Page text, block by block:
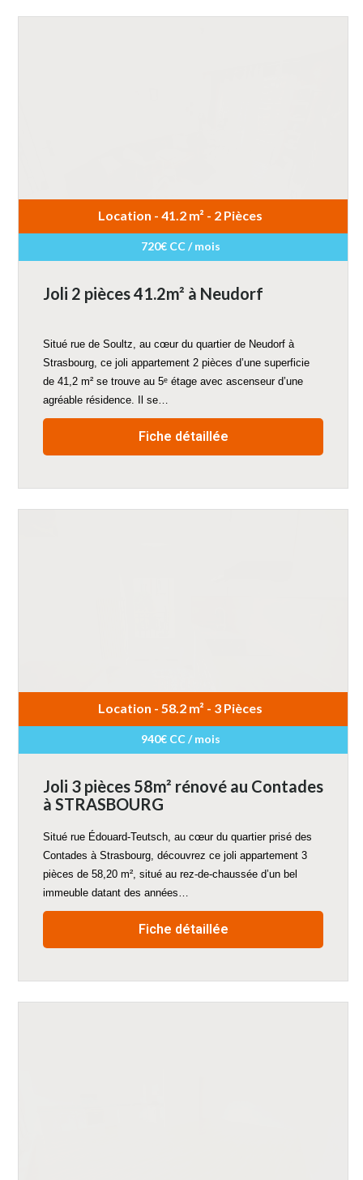
Location - 41.2 m² - 2 Pièces
720€ CC / mois
Joli 2 pièces 41.2m² à Neudorf
Situé rue de Soultz, au cœur du quartier de Neudorf à
Strasbourg, ce joli appartement 2 pièces d’une superficie
de 41,2 m² se trouve au 5ᵉ étage avec ascenseur d’une
agréable résidence. Il se…
Fiche détaillée
Location - 58.2 m² - 3 Pièces
940€ CC / mois
Joli 3 pièces 58m² rénové au Contades
à STRASBOURG
Situé rue Édouard-Teutsch, au cœur du quartier prisé des
Contades à Strasbourg, découvrez ce joli appartement 3
pièces de 58,20 m², situé au rez-de-chaussée d’un bel
immeuble datant des années…
Fiche détaillée